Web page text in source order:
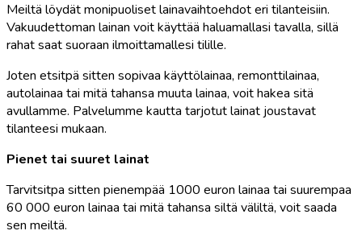
Meiltä löydät monipuoliset lainavaihtoehdot eri tilanteisiin.
Vakuudettoman lainan voit käyttää haluamallasi tavalla, sillä
rahat saat suoraan ilmoittamallesi tilille.
Joten etsitpä sitten sopivaa käyttölainaa, remonttilainaa,
autolainaa tai mitä tahansa muuta lainaa, voit hakea sitä
avullamme. Palvelumme kautta tarjotut lainat joustavat
tilanteesi mukaan.
Pienet tai suuret lainat
Tarvitsitpa sitten pienempää 1000 euron lainaa tai suurempaa
60 000 euron lainaa tai mitä tahansa siltä väliltä, voit saada
sen meiltä.